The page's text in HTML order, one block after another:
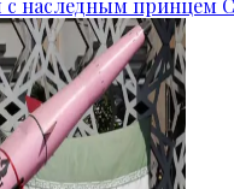
с наследным принцем